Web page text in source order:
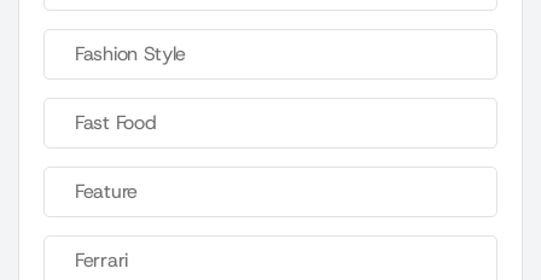
Fashion Style
Fast Food
Feature
Ferrari